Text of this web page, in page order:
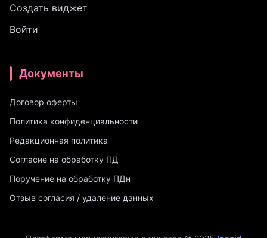
Создать виджет
Войти
Документы
Договор оферты
Политика конфиденциальности
Редакционная политика
Согласие на обработку ПД
Поручение на обработку ПДн
Отзыв согласия / удаление данных